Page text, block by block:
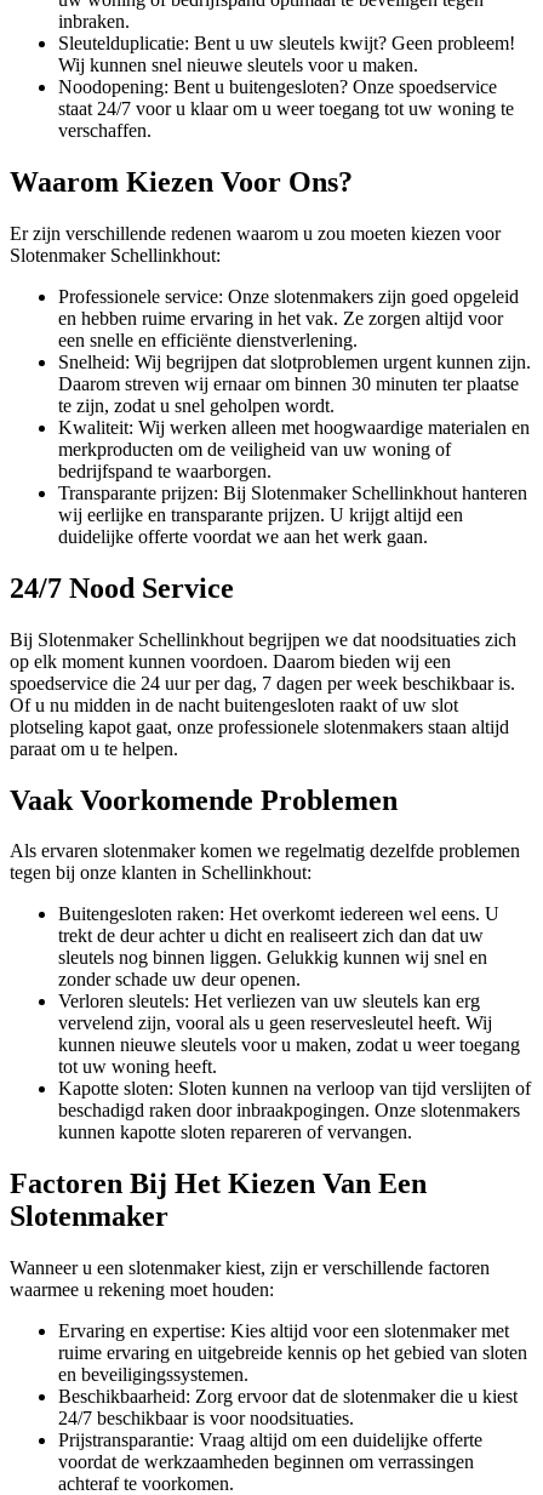
inbraken.
Sleutelduplicatie: Bent u uw sleutels kwijt? Geen probleem!
Wij kunnen snel nieuwe sleutels voor u maken.
Noodopening: Bent u buitengesloten? Onze spoedservice
staat 24/7 voor u klaar om u weer toegang tot uw woning te
verschaffen.
Waarom Kiezen Voor Ons?
Er zijn verschillende redenen waarom u zou moeten kiezen voor
Slotenmaker Schellinkhout:
Professionele service: Onze slotenmakers zijn goed opgeleid
en hebben ruime ervaring in het vak. Ze zorgen altijd voor
een snelle en efficiënte dienstverlening.
Snelheid: Wij begrijpen dat slotproblemen urgent kunnen zijn.
Daarom streven wij ernaar om binnen 30 minuten ter plaatse
te zijn, zodat u snel geholpen wordt.
Kwaliteit: Wij werken alleen met hoogwaardige materialen en
merkproducten om de veiligheid van uw woning of
bedrijfspand te waarborgen.
Transparante prijzen: Bij Slotenmaker Schellinkhout hanteren
wij eerlijke en transparante prijzen. U krijgt altijd een
duidelijke offerte voordat we aan het werk gaan.
24/7 Nood Service
Bij Slotenmaker Schellinkhout begrijpen we dat noodsituaties zich
op elk moment kunnen voordoen. Daarom bieden wij een
spoedservice die 24 uur per dag, 7 dagen per week beschikbaar is.
Of u nu midden in de nacht buitengesloten raakt of uw slot
plotseling kapot gaat, onze professionele slotenmakers staan altijd
paraat om u te helpen.
Vaak Voorkomende Problemen
Als ervaren slotenmaker komen we regelmatig dezelfde problemen
tegen bij onze klanten in Schellinkhout:
Buitengesloten raken: Het overkomt iedereen wel eens. U
trekt de deur achter u dicht en realiseert zich dan dat uw
sleutels nog binnen liggen. Gelukkig kunnen wij snel en
zonder schade uw deur openen.
Verloren sleutels: Het verliezen van uw sleutels kan erg
vervelend zijn, vooral als u geen reservesleutel heeft. Wij
kunnen nieuwe sleutels voor u maken, zodat u weer toegang
tot uw woning heeft.
Kapotte sloten: Sloten kunnen na verloop van tijd verslijten of
beschadigd raken door inbraakpogingen. Onze slotenmakers
kunnen kapotte sloten repareren of vervangen.
Factoren Bij Het Kiezen Van Een
Slotenmaker
Wanneer u een slotenmaker kiest, zijn er verschillende factoren
waarmee u rekening moet houden:
Ervaring en expertise: Kies altijd voor een slotenmaker met
ruime ervaring en uitgebreide kennis op het gebied van sloten
en beveiligingssystemen.
Beschikbaarheid: Zorg ervoor dat de slotenmaker die u kiest
24/7 beschikbaar is voor noodsituaties.
Prijstransparantie: Vraag altijd om een duidelijke offerte
voordat de werkzaamheden beginnen om verrassingen
achteraf te voorkomen.